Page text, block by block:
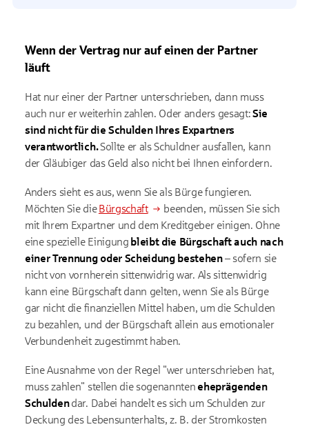
Wenn der Vertrag nur auf einen der Partner
läuft
Hat nur einer der Partner unterschrieben, dann muss
auch nur er weiterhin zahlen. Oder anders gesagt:Sie
sind nicht für die Schulden Ihres Expartners
verantwortlich.Sollte er als Schuldner ausfallen, kann
der Gläubiger das Geld also nicht bei Ihnen einfordern.
Anders sieht es aus, wenn Sie als Bürge fungieren.
Möchten Sie dieBürgschaft
beenden, müssen Sie sich
mit Ihrem Expartner und dem Kreditgeber einigen. Ohne
eine spezielle Einigung bleibt die Bürgschaft auch nach
einer Trennung oder Scheidung bestehen– sofern sie
nicht von vornherein sittenwidrig war. Als sittenwidrig
kann eine Bürgschaft dann gelten, wenn Sie als Bürge
gar nicht die finanziellen Mittel haben, um die Schulden
zu bezahlen, und der Bürgschaft allein aus emotionaler
Verbundenheit zugestimmt haben.
Eine Ausnahme von der Regel "wer unterschrieben hat,
muss zahlen" stellen die sogenannten eheprägenden
Schuldendar. Dabei handelt es sich um Schulden zur
Deckung des Lebensunterhalts, z. B. der Stromkosten